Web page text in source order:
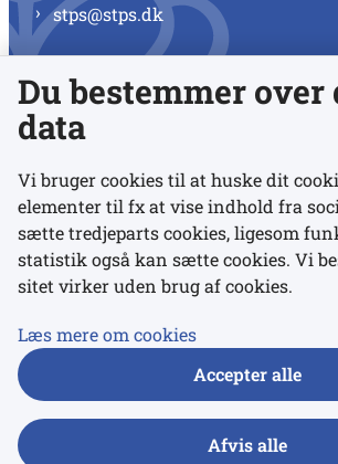
stps@stps.dk
Se alle kontaktnumre
Links
Udgivelser
Du bestemmer over
data
Vi bruger cookies til at huske dit
elementer til fx at vise indhold fra
sætte tredjeparts cookies, ligesom
statistik også kan sætte cookies. Vi
sitet virker uden brug af cookies.
Læs mere om cookies
Accepter alle
Afvis alle